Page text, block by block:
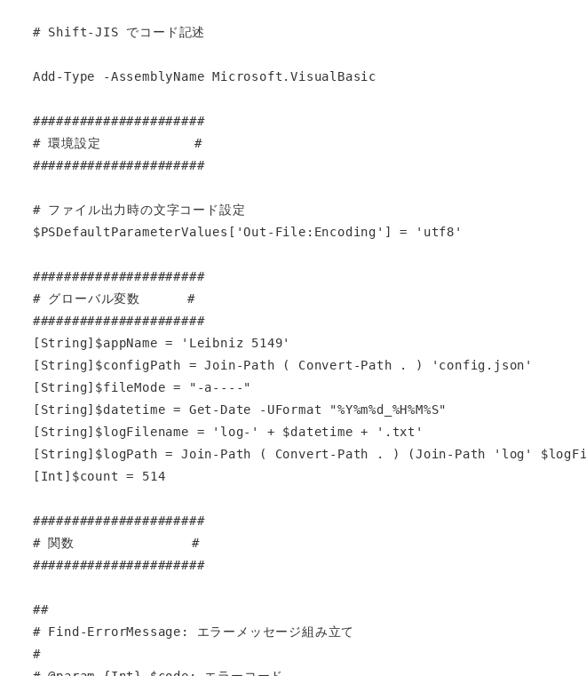
# Shift-JIS でコード記述
Add-Type -AssemblyName Microsoft.VisualBasic
######################
# 環境設定            #
######################
# ファイル出力時の文字コード設定
$PSDefaultParameterValues['Out-File:Encoding'] = 'utf8'
######################
# グローバル変数      #
######################
[String]$appName = 'Leibniz 5149'
[String]$configPath = Join-Path ( Convert-Path . ) 'config.json'
[String]$fileMode = "-a----"
[String]$datetime = Get-Date -UFormat "%Y%m%d_%H%M%S"
[String]$logFilename = 'log-' + $datetime + '.txt'
[String]$logPath = Join-Path ( Convert-Path . ) (Join-Path 'log'
[Int]$count = 514
######################
# 関数               #
######################
##
# Find-ErrorMessage: エラーメッセージ組み立て
#